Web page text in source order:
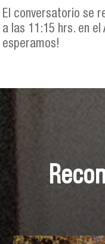
El conversatorio se
a las 11:15 hrs. en el
esperamos!